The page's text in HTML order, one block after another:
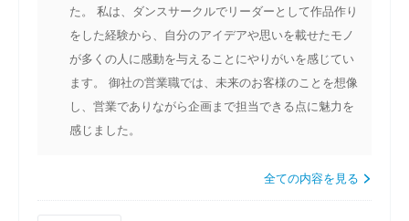
た。 私は、ダンスサークルでリーダーとして作品作り
をした経験から、自分のアイデアや思いを載せたモノ
が多くの人に感動を与えることにやりがいを感じてい
ます。 御社の営業職では、未来のお客様のことを想像
し、営業でありながら企画まで担当できる点に魅力を
感じました。
全ての内容を見る